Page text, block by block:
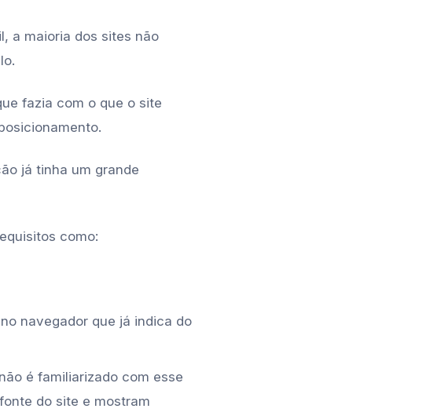
a maioria dos sites não
fazia com o que o site
já tinha um grande
como:
navegador que já indica do
é familiarizado com esse
do site e mostram